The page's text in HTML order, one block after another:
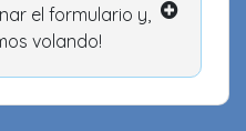
el formulario y,
volando!